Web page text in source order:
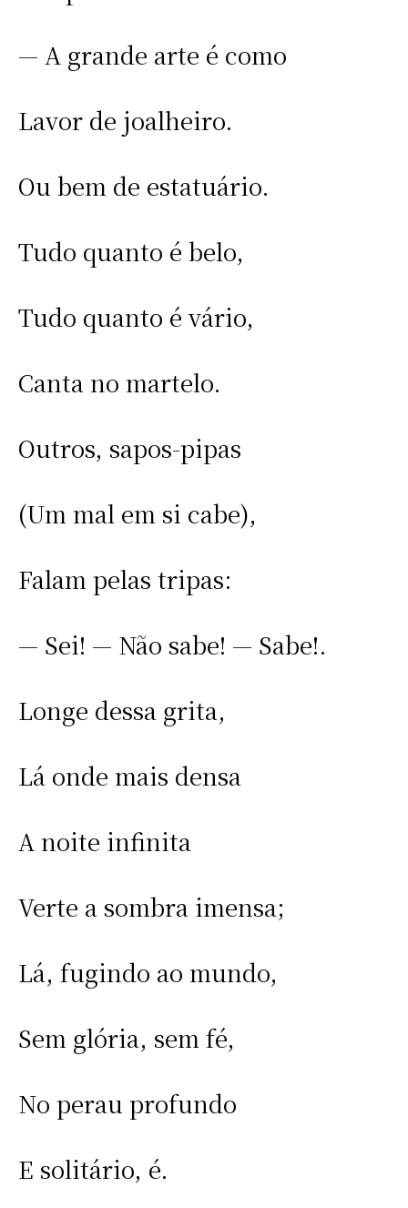
— A grande arte é como
Lavor de joalheiro.
Ou bem de estatuário.
Tudo quanto é belo,
Tudo quanto é vário,
Canta no martelo.
Outros, sapos-pipas
(Um mal em si cabe),
Falam pelas tripas:
— Sei! — Não sabe! — Sabe!.
Longe dessa grita,
Lá onde mais densa
A noite infinita
Verte a sombra imensa;
Lá, fugindo ao mundo,
Sem glória, sem fé,
No perau profundo
E solitário, é.